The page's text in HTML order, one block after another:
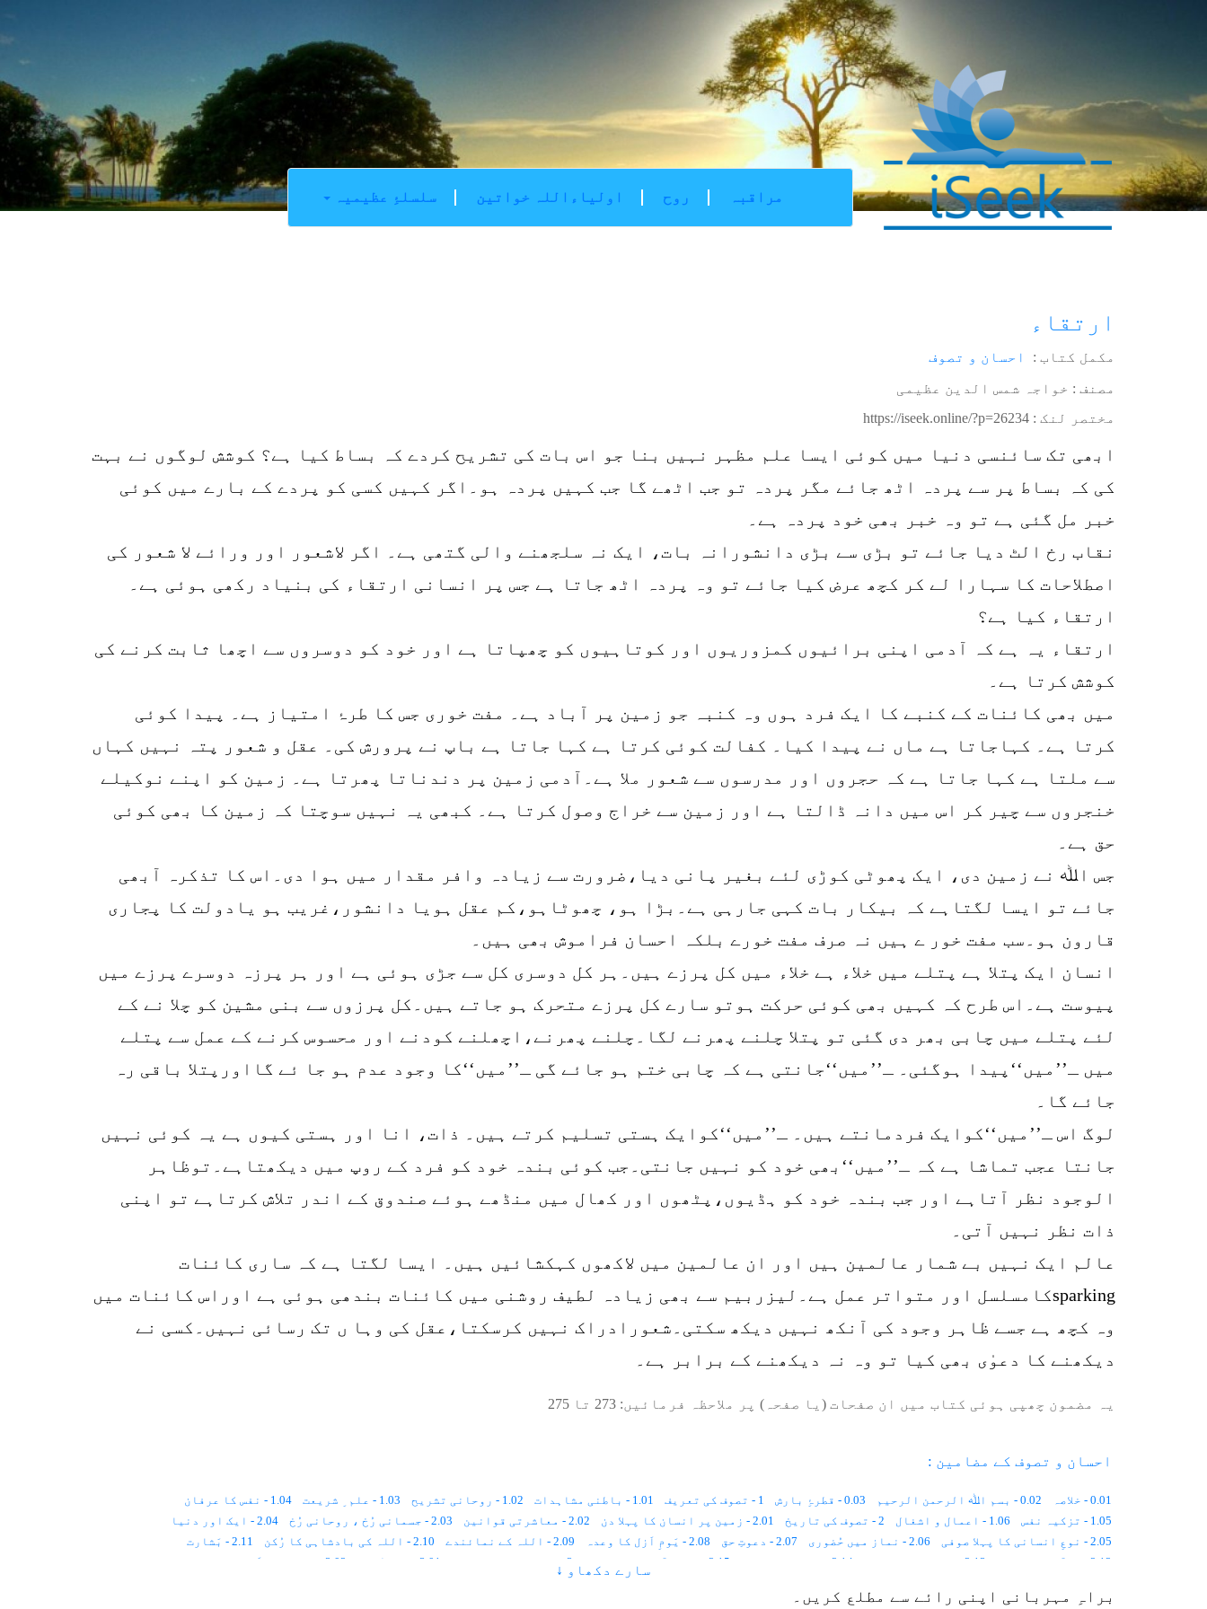
سلسلۂِ عظیمیہ اولیاءاللہ خواتین روح مراقبہ
ارتقاء
مکمل کتاب : احسان و تصوف
مصنف : خواجہ شمس الدین عظیمی
مختصر لنک : https://iseek.online/?p=26234
ابھی تک سائنسی دنیا میں کوئی ایسا علم مظہر نہیں بنا جو اس بات کی تشریح کردے کہ بساط کیا ہے؟ کوشش لوگوں نے بہت
کی کہ بساط پر سے پردہ اٹھ جائے مگر پردہ تو جب اٹھے گا جب کہیں پردہ ہو۔اگر کہیں کسی کو پردے کے بارے میں کوئی
خبر مل گئی ہے تو وہ خبر بھی خود پردہ ہے۔
نقاب رخ الٹ دیا جائے تو بڑی سے بڑی دانشورانہ بات، ایک نہ سلجھنے والی گتھی ہے۔ اگر لاشعور اور ورائے لا شعور کی
اصطلاحات کا سہارا لے کر کچھ عرض کیا جائے تو وہ پردہ اٹھ جاتا ہے جس پر انسانی ارتقاء کی بنیاد رکھی ہوئی ہے۔
ارتقاء کیا ہے؟
ارتقاء یہ ہے کہ آدمی اپنی برائیوں کمزوریوں اور کوتاہیوں کو چھپاتا ہے اور خود کو دوسروں سے اچھا ثابت کرنے کی
کوشش کرتا ہے۔
میں بھی کائنات کے کنبے کا ایک فرد ہوں وہ کنبہ جو زمین پر آباد ہے۔ مفت خوری جس کا طرۂ امتیاز ہے۔ پیدا کوئی
کرتا ہے۔ کہاجاتا ہے ماں نے پیدا کیا۔ کفالت کوئی کرتا ہے کہا جاتا ہے باپ نے پرورش کی۔ عقل و شعور پتہ نہیں کہاں
سے ملتا ہے کہا جاتا ہے کہ حجروں اور مدرسوں سے شعور ملا ہے۔آدمی زمین پر دندناتا پھرتا ہے۔ زمین کو اپنے نوکیلے
خنجروں سے چیر کر اس میں دانہ ڈالتا ہے اور زمین سے خراج وصول کرتا ہے۔ کبھی یہ نہیں سوچتا کہ زمین کا بھی کوئی
حق ہے۔
جس اﷲ نے زمین دی، ایک پھوٹی کوڑی لئے بغیر پانی دیا،ضرورت سے زیادہ وافر مقدار میں ہوا دی۔اس کا تذکرہ آبھی
جائے تو ایسا لگتاہے کہ بیکار بات کہی جارہی ہے۔بڑا ہو، چھوٹاہو،کم عقل ہویا دانشور،غریب ہو یادولت کا پجاری
قارون ہو۔سب مفت خور ے ہیں نہ صرف مفت خورے بلکہ احسان فراموش بھی ہیں۔
انسان ایک پتلا ہے پتلے میں خلاء ہے خلاء میں کل پرزے ہیں۔ہر کل دوسری کل سے جڑی ہوئی ہے اور ہر پرزہ دوسرے پرزے میں
پیوست ہے۔اس طرح کہ کہیں بھی کوئی حرکت ہوتو سارے کل پرزے متحرک ہو جاتے ہیں۔کل پرزوں سے بنی مشین کو چلا نے کے
لئے پتلے میں چابی بھر دی گئی تو پتلا چلنے پھرنے لگا۔چلنے پھرنے،اچھلنے کودنے اور محسوس کرنے کے عمل سے پتلے
میں ـ’’میں‘‘پیدا ہوگئی۔ ـ’’میں‘‘جانتی ہے کہ چابی ختم ہو جائے گی ـ’’میں‘‘کا وجود عدم ہو جا ئے گااورپتلا باقی رہ
جائے گا۔
لوگ اس ـ’’میں‘‘کوایک فردمانتے ہیں۔ ـ’’میں‘‘کوایک ہستی تسلیم کرتے ہیں۔ ذات، انا اور ہستی کیوں ہے یہ کوئی نہیں
جانتا عجب تماشا ہے کہ ـ’’میں‘‘بھی خود کو نہیں جانتی۔جب کوئی بندہ خود کو فرد کے روپ میں دیکھتاہے۔توظاہر
الوجود نظر آتاہے اور جب بندہ خود کو ہڈیوں،پٹھوں اور کھال میں منڈھے ہوئے صندوق کے اندر تلاش کرتاہے تو اپنی
ذات نظر نہیں آتی۔
عالم ایک نہیں بے شمار عالمین ہیں اور ان عالمین میں لاکھوں کہکشائیں ہیں۔ ایسا لگتا ہے کہ ساری کائنات
sparkingکامسلسل اور متواتر عمل ہے۔لیزربیم سے بھی زیادہ لطیف روشنی میں کائنات بندھی ہوئی ہے اوراس کائنات میں
وہ کچھ ہے جسے ظاہر وجود کی آنکھ نہیں دیکھ سکتی۔شعورادراک نہیں کرسکتا،عقل کی وہا ں تک رسائی نہیں۔کسی نے
دیکھنے کا دعوٰی بھی کیا تو وہ نہ دیکھنے کے برابر ہے۔
یہ مضمون چھپی ہوئی کتاب میں ان صفحات (یا صفحہ) پر ملاحظہ فرمائیں: 273 تا 275
احسان و تصوف کے مضامین :
0.01 - خلاصہ 0.02 - بسم اﷲ الرحمن الرحیم 0.03 - قطرۂِ بارش 1 - تصوف کی تعریف 1.01 - باطنی مشاہدات 1.02 - روحانی تشریح 1.03 - علم ِ شریعت
1.04 - نفس کا عرفان
1.05 - تزکیہ نفس
1.06 - اعمال و اشغال 2 - تصوف کی تاریخ 2.01 - زمین پر انسان کا پہلا دن 2.02 - معاشرتی قوانین 2.03 - جسمانی رُخ ، روحانی رُخ
2.04 - ایک اور دنیا
2.05 - نوعِ انسانی کا پہلا صوفی
2.06 - نماز میں حُضوری 2.07 - دعوتِ حق 2.08 - یَومِ اَزل کا وعدہ 2.09 - اللہ کے نمائندے 2.10 - اللہ کی بادشاہی کا رُکن
2.11 - بَشارت
2.12 - قرآن اور تصوّف
2.13 - گھڑی کی سوئیاں 2.14 - پیدائشی شعور 2.15 - پہلے آسمان کا شعور 3 - تصوّف اور رَہبانیّت 3.01 - تَرکِ دُنیا
3.02 - مذاہبِ عالَم اور تصوّف
3.07 - تصوّف اور سائنس
4.03 - منافِقانہ طرزِ عمل
4.04 - تارِکُ الدّنیا 4.05 - تھیا سوفی
سارے دکھاو ↓
براہِ مہربانی اپنی رائے سے مطلع کریں۔